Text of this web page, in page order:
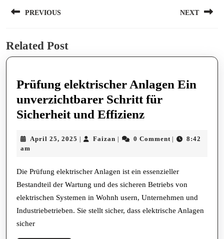
navigation
PREVIOUS
post:
NEXT
Related Post
Prüfung elektrischer Anlagen Ein
unverzichtbarer Schritt für
Sicherheit und EffizienzPrüfung
Anlagen
Schritt
für
Sicherheit
April 25, 2025 April
| Faizan Faizan
| 0 Comment |
8:42
am
Die Prüfung elektrischer Anlagen ist ein essenzieller
Bestandteil der Wartung und des sicheren Betriebs von
elektrischen Systemen in Wohnh usern, Unternehmen und
Industriebetrieben. Sie stellt sicher, dass elektrische Anlagen
sicher